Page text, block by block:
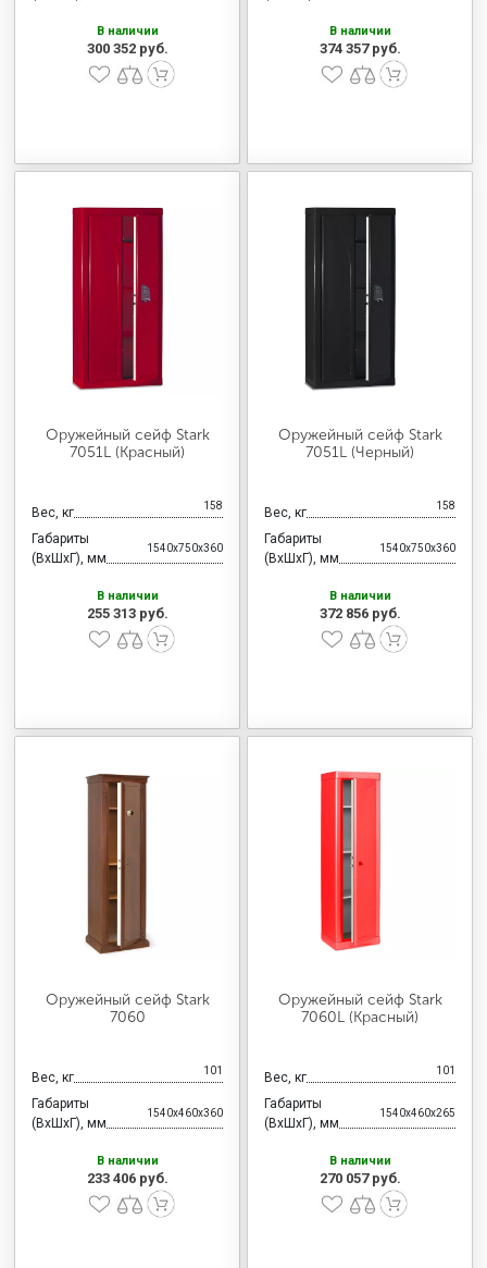
В наличии
300 352 руб.
В наличии
374 357 руб.
Оружейный сейф Stark
7051L (Красный)
Вес, кг 158
Габариты
(ВхШхГ), мм
1540x750x360
В наличии
255 313 руб.
Оружейный сейф Stark
7051L (Черный)
Вес, кг 158
Габариты
(ВхШхГ), мм
1540x750x360
В наличии
372 856 руб.
Оружейный сейф Stark
7060
Вес, кг 101
Габариты
(ВхШхГ), мм
1540x460x360
В наличии
233 406 руб.
Оружейный сейф Stark
7060L (Красный)
Вес, кг 101
Габариты
(ВхШхГ), мм
1540x460x265
В наличии
270 057 руб.